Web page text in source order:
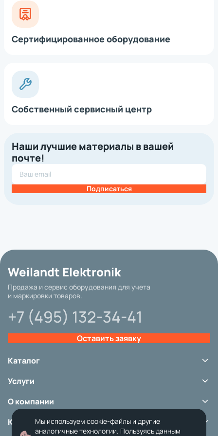
Сертифицированное оборудование
Собственный сервисный центр
Наши лучшие материалы в вашей
почте!
Подписаться
Weilandt Elektronik
Продажа и сервис оборудования для учета
и маркировки товаров.
+7 (495) 132-34-41
Оставить заявку
Каталог
Сканеры штрих-кода
Аксессуары
Расходные материалы
Весовое оборудование
Карточные принтеры
Кассовое оборудование
Услуги
Аренда оборудования
Ремонт и обслуживание
О компании
Портфолио
О доставке
Оплата и возврат
Контакты
ООО «Вайландт Электроник»
Мы используем cookie-файлы и другие
аналогичные технологии. Пользуясь данным